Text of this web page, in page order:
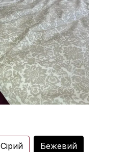
Сірий Бежевий